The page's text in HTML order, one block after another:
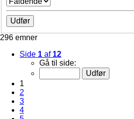
296 emner
Side 1 af 12
Gå til side:
1
2
3
4